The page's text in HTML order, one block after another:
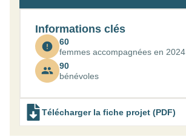
Informations clés
60
femmes accompagnées en 2024
90
bénévoles
Télécharger la fiche projet (PDF)